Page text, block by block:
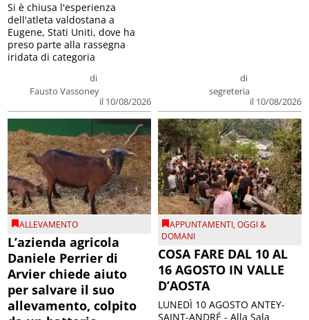
di
Fausto Vassoney
il 10/08/2026
Si è chiusa l'esperienza
dell'atleta valdostana a
Eugene, Stati Uniti, dove ha
preso parte alla rassegna
iridata di categoria
di
segreteria
il 10/08/2026
ALLEVAMENTO
L’azienda agricola
Daniele Perrier di
Arvier chiede aiuto
per salvare il suo
allevamento, colpito
APPUNTAMENTI,OGGI &
DOMANI
COSA FARE DAL 10 AL
16 AGOSTO IN VALLE
D’AOSTA
LUNEDÌ 10 AGOSTO ANTEY-
SAINT-ANDRÉ - Alla Sala